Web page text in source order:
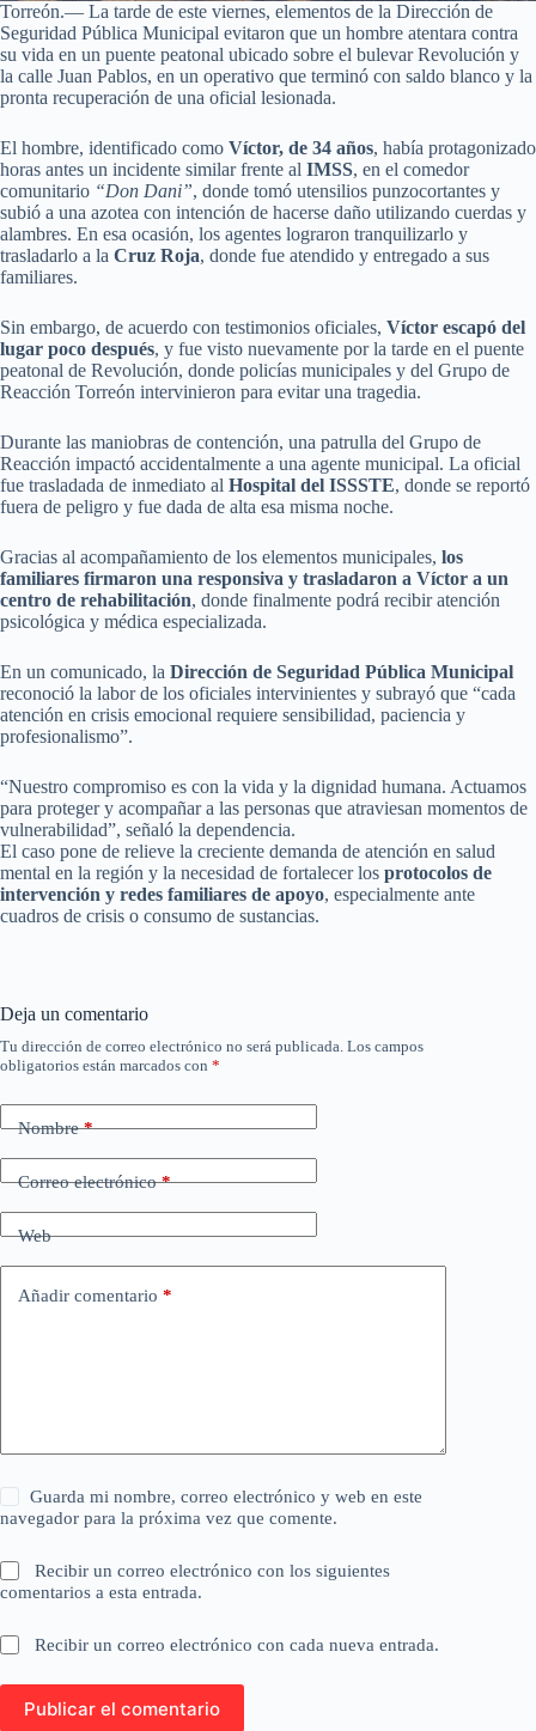
Torreón.— La tarde de este viernes, elementos de la Dirección de
Seguridad Pública Municipal evitaron que un hombre atentara contra
su vida en un puente peatonal ubicado sobre el bulevar Revolución y
la calle Juan Pablos, en un operativo que terminó con saldo blanco y la
pronta recuperación de una oficial lesionada.
El hombre, identificado como Víctor, de 34 años, había protagonizado
horas antes un incidente similar frente al IMSS, en el comedor
comunitario “Don Dani”, donde tomó utensilios punzocortantes y
subió a una azotea con intención de hacerse daño utilizando cuerdas y
alambres. En esa ocasión, los agentes lograron tranquilizarlo y
trasladarlo a la Cruz Roja, donde fue atendido y entregado a sus
familiares.
Sin embargo, de acuerdo con testimonios oficiales, Víctor escapó del
lugar poco después, y fue visto nuevamente por la tarde en el puente
peatonal de Revolución, donde policías municipales y del Grupo de
Reacción Torreón intervinieron para evitar una tragedia.
Durante las maniobras de contención, una patrulla del Grupo de
Reacción impactó accidentalmente a una agente municipal. La oficial
fue trasladada de inmediato al Hospital del ISSSTE, donde se reportó
fuera de peligro y fue dada de alta esa misma noche.
Gracias al acompañamiento de los elementos municipales, los
familiares firmaron una responsiva y trasladaron a Víctor a un
centro de rehabilitación, donde finalmente podrá recibir atención
psicológica y médica especializada.
En un comunicado, la Dirección de Seguridad Pública Municipal
reconoció la labor de los oficiales intervinientes y subrayó que “cada
atención en crisis emocional requiere sensibilidad, paciencia y
profesionalismo”.
“Nuestro compromiso es con la vida y la dignidad humana. Actuamos
para proteger y acompañar a las personas que atraviesan momentos de
vulnerabilidad”, señaló la dependencia.
El caso pone de relieve la creciente demanda de atención en salud
mental en la región y la necesidad de fortalecer los protocolos de
intervención y redes familiares de apoyo, especialmente ante
cuadros de crisis o consumo de sustancias.
Deja un comentario
Tu dirección de correo electrónico no será publicada. Los campos
obligatorios están marcados con *
Nombre*
Correo electrónico*
Web
Añadir comentario *
Guarda mi nombre, correo electrónico y web en este
navegador para la próxima vez que comente.
Recibir un correo electrónico con los siguientes
comentarios a esta entrada.
Recibir un correo electrónico con cada nueva entrada.
Publicar el comentario